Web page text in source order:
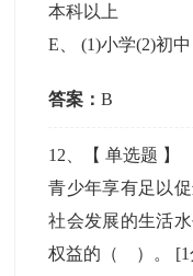
本科以上
E 、(1)小学(2)初中
答案：B
12 、【单选题 】
青少年享有足以
社会发展的生活
权益的（ ）。